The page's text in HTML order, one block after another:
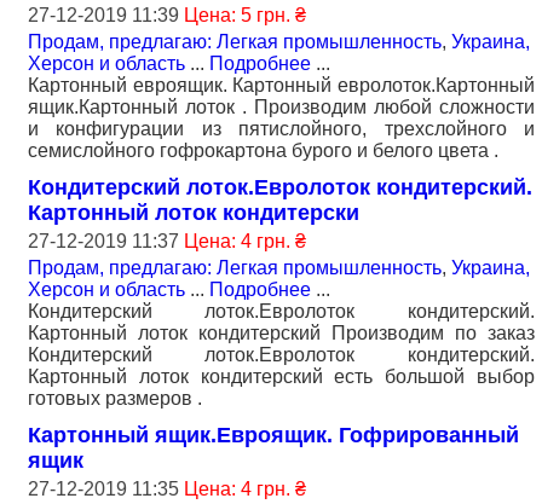
27-12-2019 11:39 Цена: 5 грн. ₴
Продам, предлагаю: Легкая промышленность, Украина,
Херсон и область ... Подробнее ...
Картонный евроящик. Картонный евролоток.Картонный
ящик.Картонный лоток . Производим любой сложности
и конфигурации из пятислойного, трехслойного и
семислойного гофрокартона бурого и белого цвета .
Кондитерский лоток.Евролоток кондитерский.
Картонный лоток кондитерски
27-12-2019 11:37 Цена: 4 грн. ₴
Продам, предлагаю: Легкая промышленность, Украина,
Херсон и область ... Подробнее ...
Кондитерский лоток.Евролоток кондитерский.
Картонный лоток кондитерский Производим по заказ
Кондитерский лоток.Евролоток кондитерский.
Картонный лоток кондитерский есть большой выбор
готовых размеров .
Картонный ящик.Евроящик. Гофрированный
ящик
27-12-2019 11:35 Цена: 4 грн. ₴